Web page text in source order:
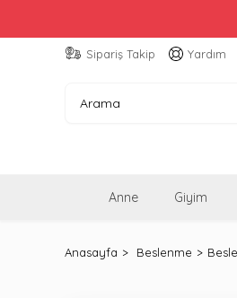
Sipariş Takip Yardım
Anne Giyim
Anasayfa Beslenme